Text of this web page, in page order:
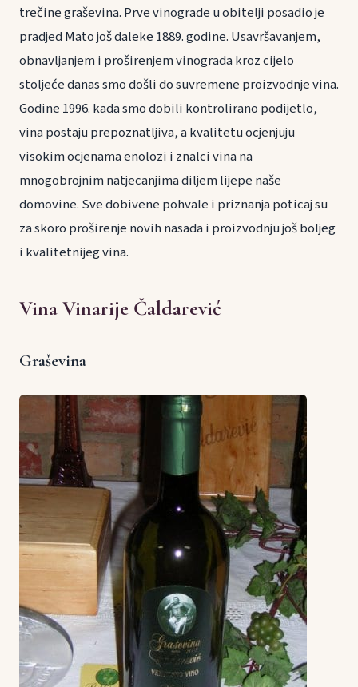
trečine graševina. Prve vinograde u obitelji posadio je
pradjed Mato još daleke 1889. godine. Usavršavanjem,
obnavljanjem i proširenjem vinograda kroz cijelo
stoljeće danas smo došli do suvremene proizvodnje vina.
Godine 1996. kada smo dobili kontrolirano podijetlo,
vina postaju prepoznatljiva, a kvalitetu ocjenjuju
visokim ocjenama enolozi i znalci vina na
mnogobrojnim natjecanjima diljem lijepe naše
domovine. Sve dobivene pohvale i priznanja poticaj su
za skoro proširenje novih nasada i proizvodnju još boljeg
i kvalitetnijeg vina.
Vina Vinarije Čaldarević
Graševina